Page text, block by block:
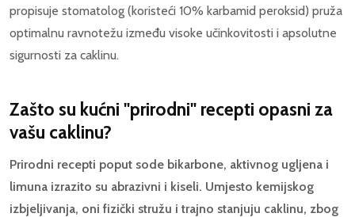
propisuje stomatolog (koristeći 10% karbamid peroksid) pruža
optimalnu ravnotežu između visoke učinkovitosti i apsolutne
sigurnosti za caklinu.
Zašto su kućni "prirodni" recepti opasni za
vašu caklinu?
Prirodni recepti poput sode bikarbone, aktivnog ugljena i
limuna izrazito su abrazivni i kiseli. Umjesto kemijskog
izbjeljivanja, oni fizički stružu i trajno stanjuju caklinu, zbog